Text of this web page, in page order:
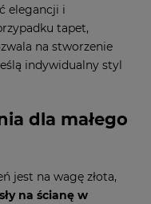
elegancji i
tapet,
na stworzenie
indywidualny styl
dla małego
jest na wagę złota,
na ścianę w